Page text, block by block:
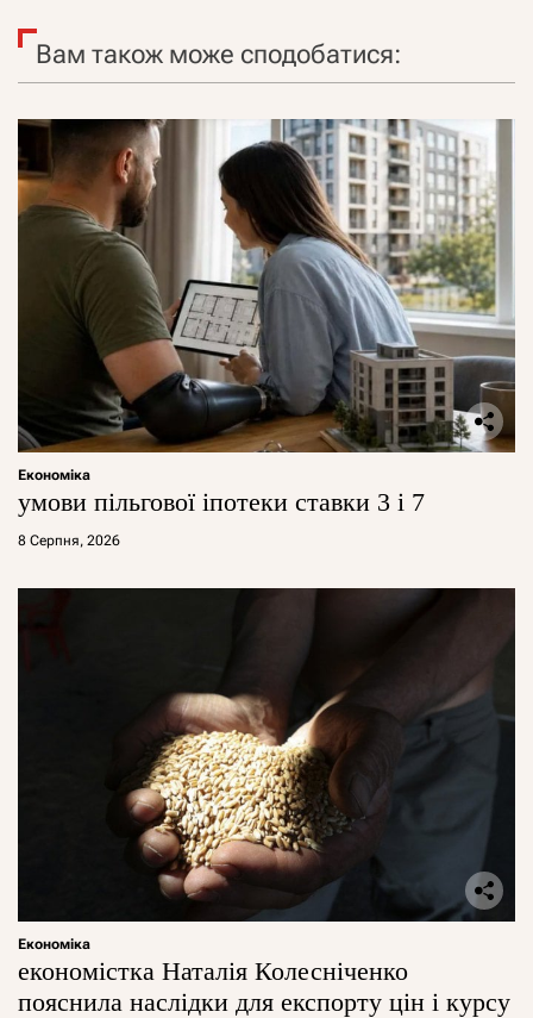
Вам також може сподобатися:
Економіка
умови пільгової іпотеки ставки 3 і 7
8 Серпня, 2026
Економіка
економістка Наталія Колесніченко
пояснила наслідки для експорту цін і курсу